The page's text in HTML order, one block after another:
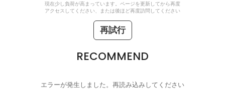
現在少し負荷が高まっています。ページを更新してから再度
アクセスしてください、または後ほど再度訪問してください
再試行
RECOMMEND
エラーが発生しました。再読み込みしてください